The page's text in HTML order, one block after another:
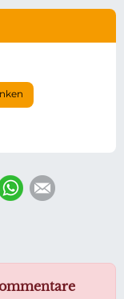
WhatsApp